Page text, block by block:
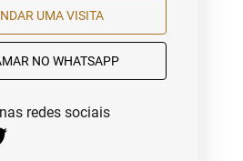
AGENDAR UMA VISITA
NO WHATSAPP
redes sociais